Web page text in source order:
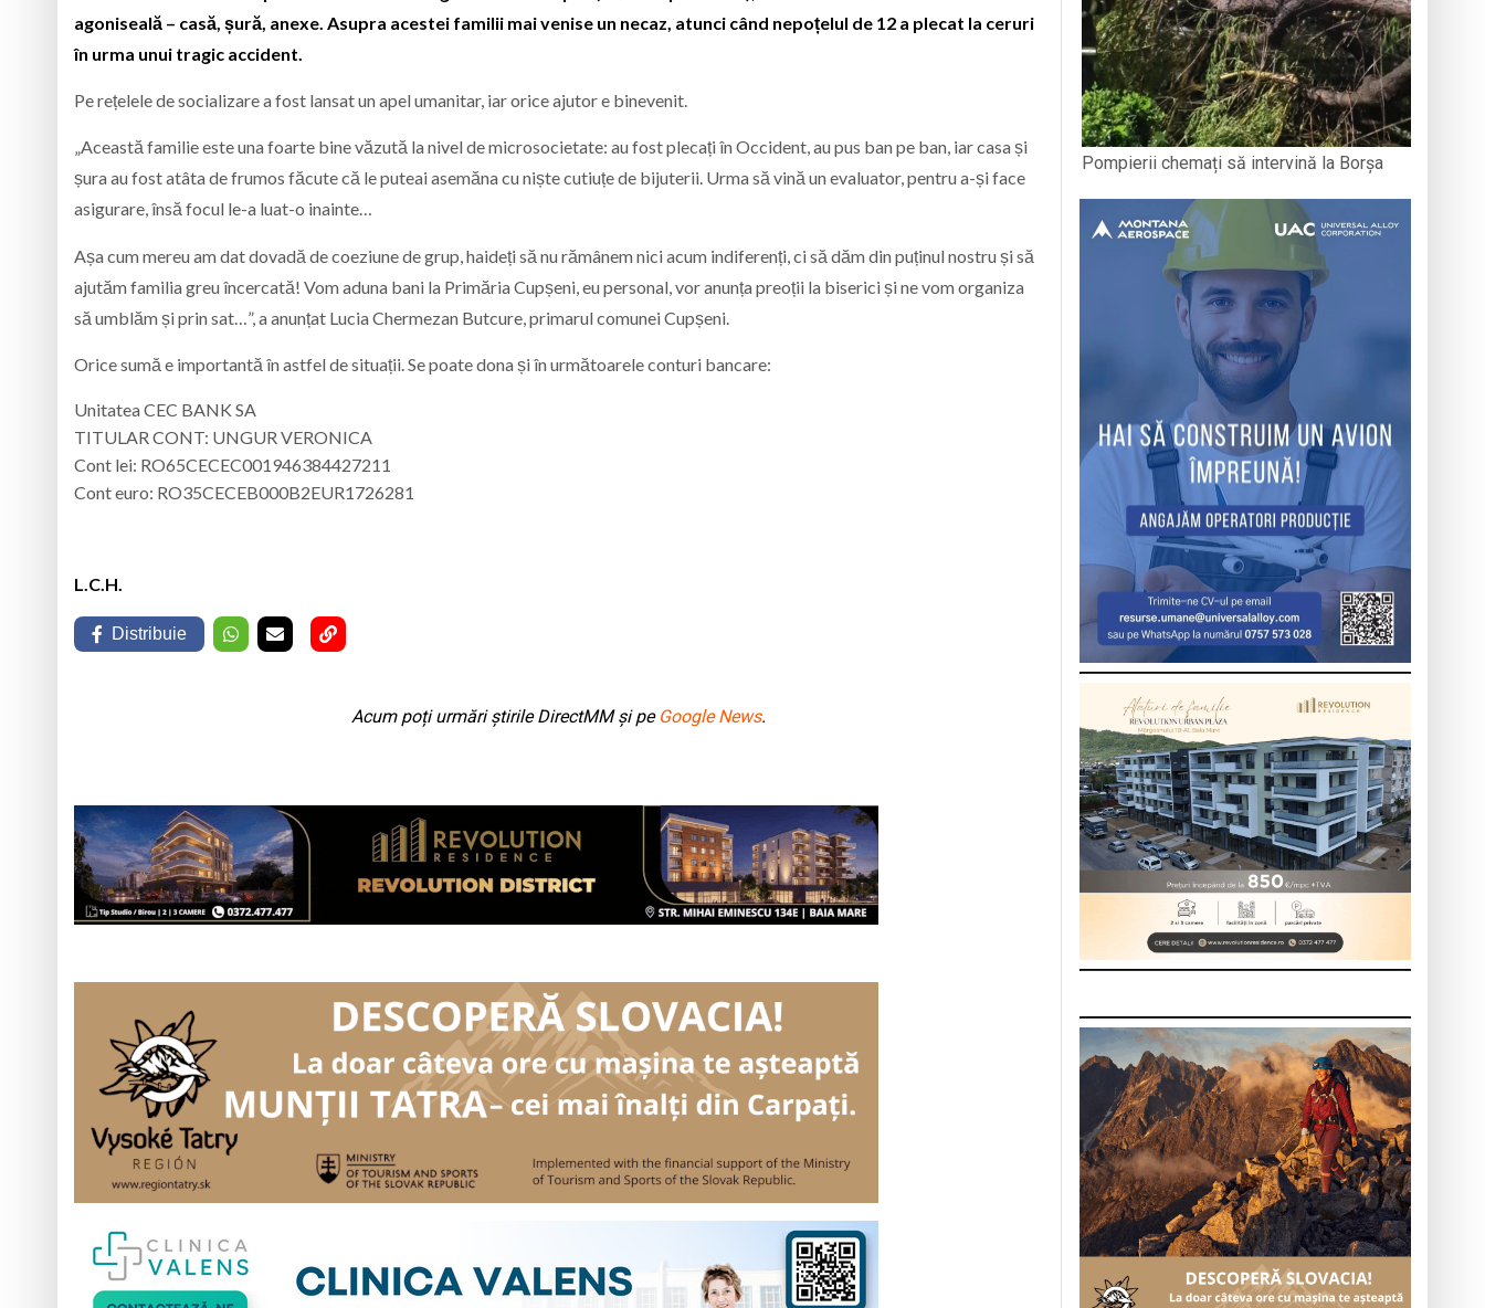
agoniseală – casă, șură, anexe. Asupra acestei familii mai venise un necaz, atunci când nepoțelul de 12 a plecat la ceruri
în urma unui tragic accident.
Pe rețelele de socializare a fost lansat un apel umanitar, iar orice ajutor e binevenit.
„Această familie este una foarte bine văzută la nivel de microsocietate: au fost plecați în Occident, au pus ban pe ban, iar casa și
șura au fost atâta de frumos făcute că le puteai asemăna cu niște cutiuțe de bijuterii. Urma să vină un evaluator, pentru a-și face
asigurare, însă focul le-a luat-o inainte…
Așa cum mereu am dat dovadă de coeziune de grup, haideți să nu rămânem nici acum indiferenți, ci să dăm din puținul nostru și să
ajutăm familia greu încercată! Vom aduna bani la Primăria Cupșeni, eu personal, vor anunța preoții la biserici și ne vom organiza
să umblăm și prin sat…”, a anunțat Lucia Chermezan Butcure, primarul comunei Cupșeni.
Orice sumă e importantă în astfel de situații. Se poate dona și în următoarele conturi bancare:
Unitatea CEC BANK SA
TITULAR CONT: UNGUR VERONICA
Cont lei: RO65CECEC001946384427211
Cont euro: RO35CECEB000B2EUR1726281
L.C.H.
Distribuie
Acum poți urmări știrile DirectMM și pe Google News.
Pompierii chemați să intervină la Borșa